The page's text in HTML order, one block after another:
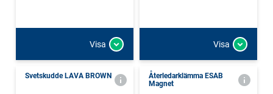
Visa Visa
Svetskudde LAVA BROWN
Återledarklämma ESAB
Magnet